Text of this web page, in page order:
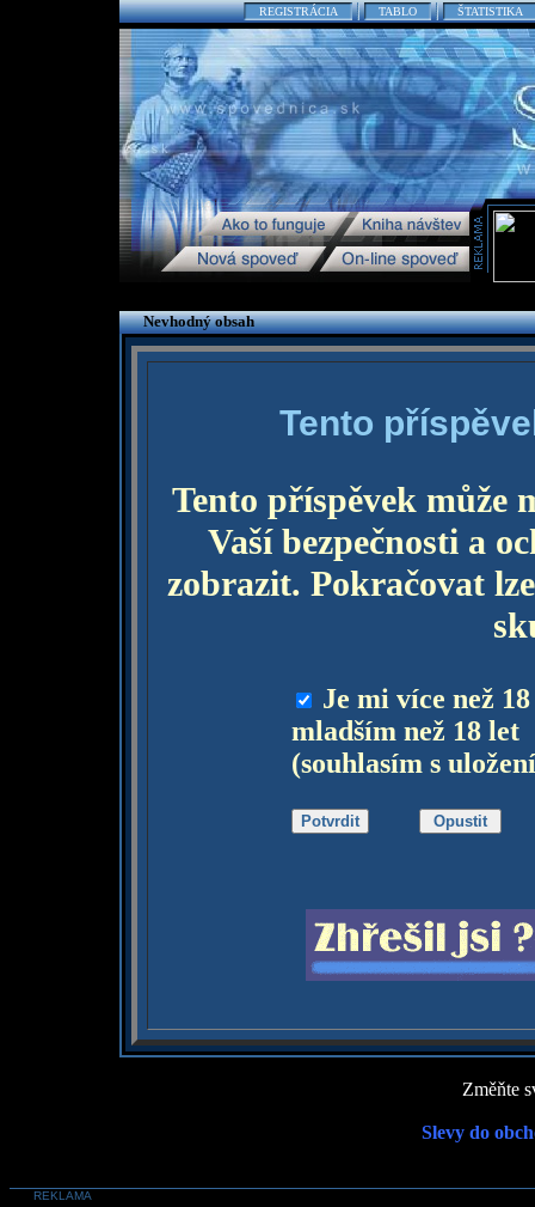
REGISTRÁCIA TABLO ŠTATISTIKA
Nevhodný obsah
Tento
Tento příspěvek může
Vaší bezpečnosti a
zobrazit. Pokračovat
Je mi více než
mladším než 18 let
(souhlasím s
Změňte
Slevy do
REKLAMA